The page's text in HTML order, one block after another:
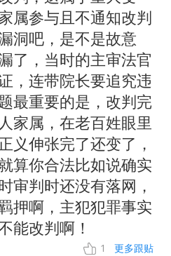
属参与且不通知改判
洞吧，是不是故意
了，当时的主审法官
，连带院长要追究违
最重要的是，改判完
家属，在老百姓眼里
义伸张完了还变了，
算你合法比如说确实
审判时还没有落网，
押啊，主犯犯罪事实
能改判啊！
1 更多跟贴